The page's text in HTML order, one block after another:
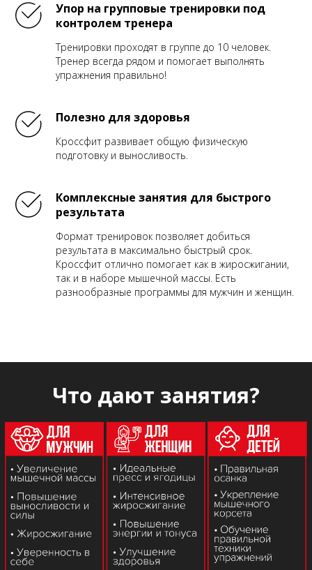
Упор на групповые тренировки под
контролем тренера
Тренировки проходят в группе до 10 человек.
Тренер всегда рядом и помогает выполнять
упражнения правильно!
Полезно для здоровья
Кроссфит развивает общую физическую
подготовку и выносливость.
Комплексные занятия для быстрого
результата
Формат тренировок позволяет добиться
результата в максимально быстрый срок.
Кроссфит отлично помогает как в жиросжигании,
так и в наборе мышечной массы. Есть
разнообразные программы для мужчин и женщин.
Что дают занятия?